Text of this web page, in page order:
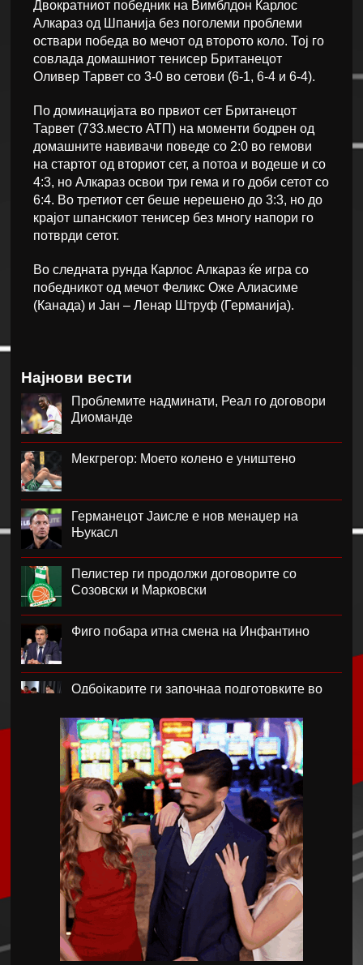
Двократниот победник на Вимблдон Карлос
Алкараз од Шпанија без поголеми проблеми
оствари победа во мечот од второто коло. Тој го
совлада домашниот тенисер Британецот
Оливер Тарвет со 3-0 во сетови (6-1, 6-4 и 6-4).
По доминацијата во првиот сет Британецот
Тарвет (733.место АТП) на моменти бодрен од
домашните навивачи поведе со 2:0 во гемови
на стартот од вториот сет, а потоа и водеше и со
4:3, но Алкараз освои три гема и го доби сетот со
6:4. Во третиот сет беше нерешено до 3:3, но до
крајот шпанскиот тенисер без многу напори го
потврди сетот.
Во следната рунда Карлос Алкараз ќе игра со
победникот од мечот Феликс Оже Алиасиме
(Канада) и Јан – Ленар Штруф (Германија).
Најнови вести
Проблемите надминати, Реал го договори
Диоманде
Мекгрегор: Моето колено е уништено
Германецот Јаисле е нов менаџер на
Њукасл
Пелистер ги продолжи договорите со
Созовски и Марковски
Фиго побара итна смена на Инфантино
Одбојкарите ги започнаа подготовките во
РБ Лајпциг го врати голманот Ниланд
Блатер лобира за прва жена на чело на
ФИФА
Нотингем Форест го бара Рејндерс како
замена за Андерсон
Арсенал плаќа скоро 90 милиони евра за
Бруно Гимараеш